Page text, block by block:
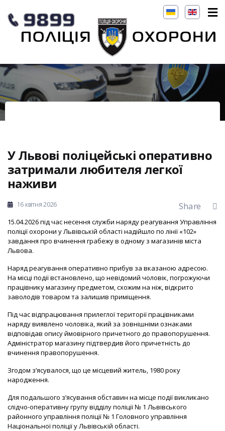
У Львові поліцейські оперативно
затримали любителя легкої
наживи
16 квітня 2026 Share
15.04.2026 під час несення служби наряду реагування Управління
поліції охорони у Львівській області надійшло по лінії «102»
завдання про вчинення грабежу в одному з магазинів міста
Львова.
Наряд реагування оперативно прибув за вказаною адресою.
На місці події встановлено, що невідомий чоловік, погрожуючи
працівнику магазину предметом, схожим на ніж, відкрито
заволодів товаром та залишив приміщення.
Під час відпрацювання прилеглої території працівниками
наряду виявлено чоловіка, який за зовнішніми ознаками
відповідав опису ймовірного причетного до правопорушення.
Адміністратор магазину підтвердив його причетність до
вчинення правопорушення.
Згодом з’ясувалося, що це місцевий житель, 1980 року
народження.
Для подальшого з’ясування обставин на місце події викликано
слідчо-оперативну групу відділу поліції № 1 Львівського
районного управління поліції № 1 Головного управління
Національної поліції у Львівській області.